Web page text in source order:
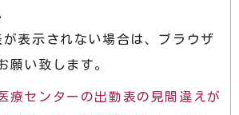
表示されない場合は、ブラウザ
願い致します。
療センターの出勤表の見間違えが